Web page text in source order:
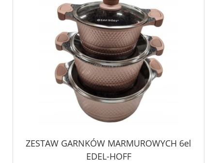
ZESTAW GARNKÓW MARMUROWYCH 6el
EDEL-HOFF